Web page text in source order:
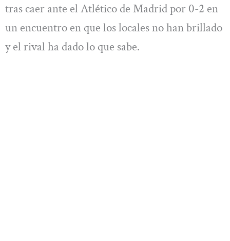
tras caer ante el Atlético de Madrid por 0-2 en
un encuentro en que los locales no han brillado
y el rival ha dado lo que sabe.